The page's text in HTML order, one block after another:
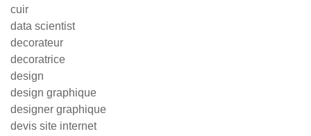
cuir
data scientist
decorateur
decoratrice
design
design graphique
designer graphique
devis site internet